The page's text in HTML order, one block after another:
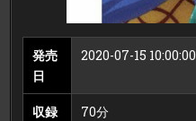
発売
日
2020-07-15 10:00:00
収録
70分